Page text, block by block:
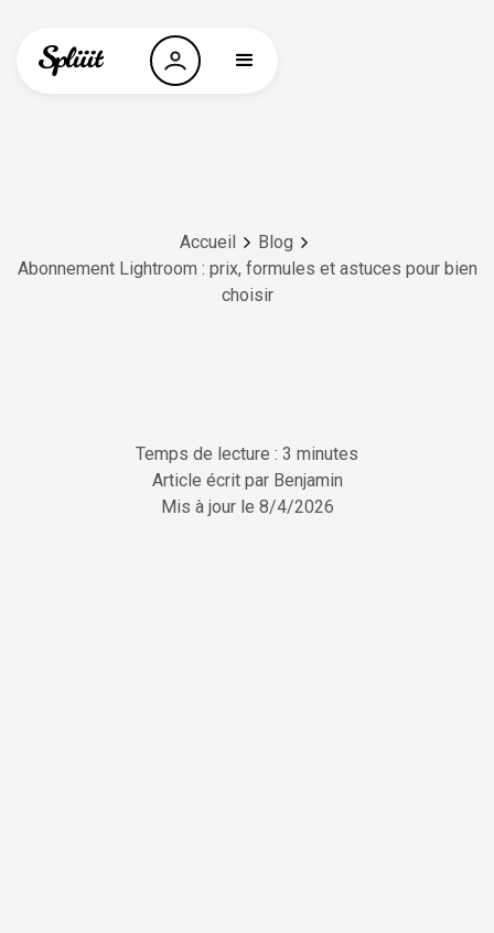
Accueil
Blog
Abonnement Lightroom : prix, formules et astuces pour bien
choisir
Temps de lecture : 3 minutes
Article écrit par Benjamin
Mis à jour le 8/4/2026